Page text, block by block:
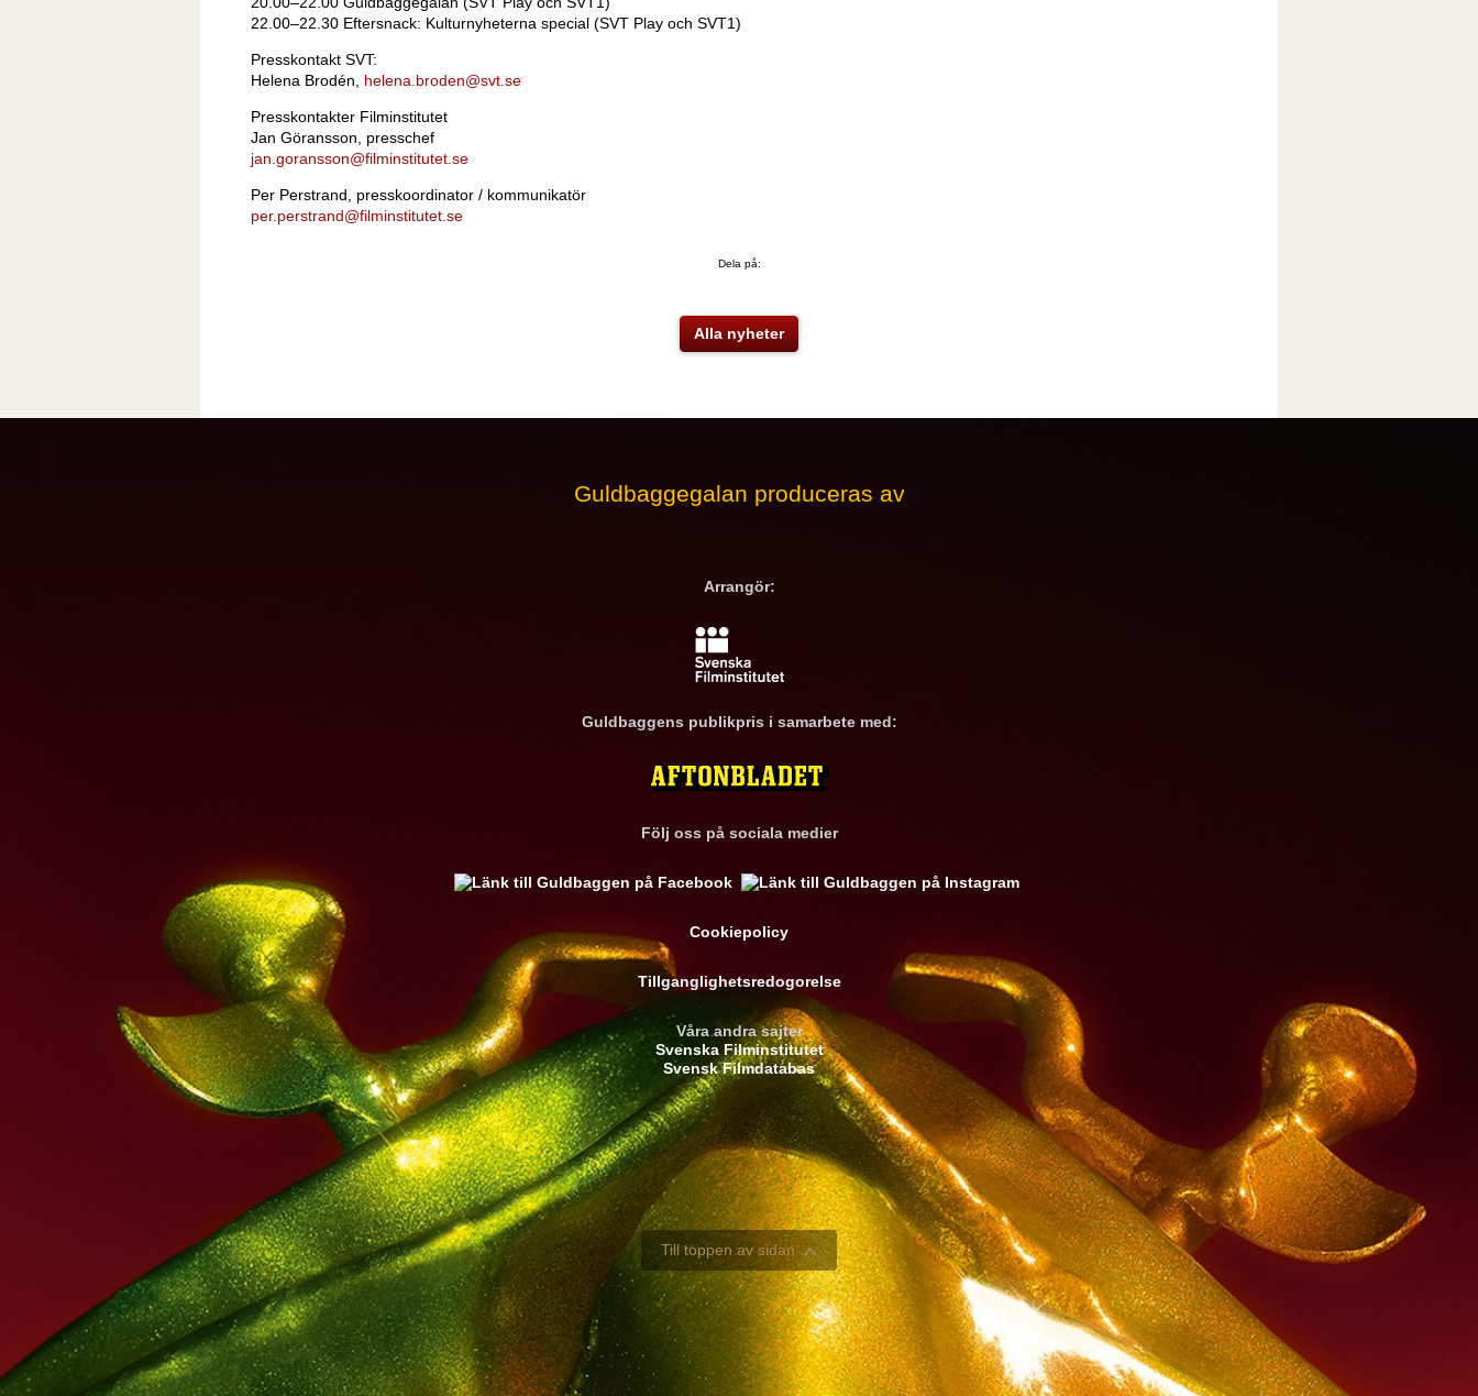
22.00–22.30 Eftersnack: Kulturnyheterna special (SVT Play och SVT1)
Presskontakt SVT:
Helena Brodén, helena.broden@svt.se
Presskontakter Filminstitutet
Jan Göransson, presschef
jan.goransson@filminstitutet.se
Per Perstrand, presskoordinator / kommunikatör
per.perstrand@filminstitutet.se
Dela på:
Alla nyheter
Guldbaggegalan produceras av
Arrangör:
Guldbaggens publikpris i samarbete med:
Följ oss på sociala medier
Cookiepolicy
Tillganglighetsredogorelse
Våra andra sajter
Svenska Filminstitutet
Svensk Filmdatabas
Till toppen av sidan